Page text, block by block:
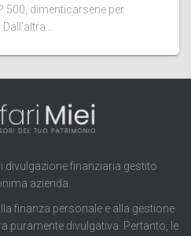
500, dimenticarsene per
divulgazione finanziaria gestito
azienda.
finanza personale e alla gestione
puramente divulgativa. Pertanto, le